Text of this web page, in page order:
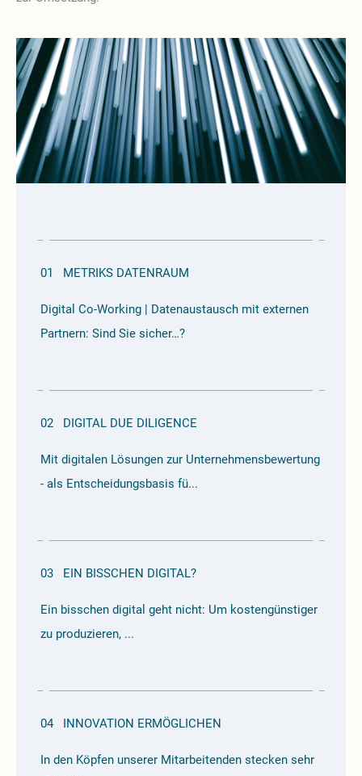
01 METRIKS DATENRAUM
Digital Co-Working | Datenaustausch mit externen
Partnern: Sind Sie sicher…?
02 DIGITAL DUE DILIGENCE
Mit digitalen Lösungen zur Unternehmensbewertung
- als Entscheidungsbasis fü...
03 EIN BISSCHEN DIGITAL?
Ein bisschen digital geht nicht: Um kostengünstiger
zu produzieren, ...
04 INNOVATION ERMÖGLICHEN
In den Köpfen unserer Mitarbeitenden stecken sehr